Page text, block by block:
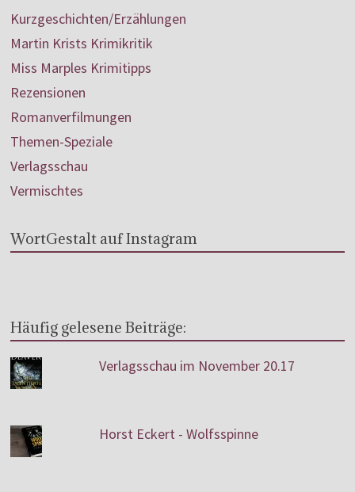
Kurzgeschichten/Erzählungen
Martin Krists Krimikritik
Miss Marples Krimitipps
Rezensionen
Romanverfilmungen
Themen-Speziale
Verlagsschau
Vermischtes
WortGestalt auf Instagram
Häufig gelesene Beiträge:
Verlagsschau im November 20.17
Horst Eckert - Wolfsspinne